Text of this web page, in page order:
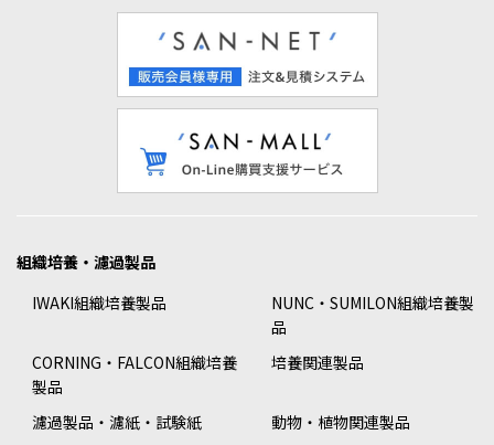
組織培養・濾過製品
IWAKI組織培養製品
NUNC・SUMILON組織培養製
品
CORNING・FALCON組織培養
製品
培養関連製品
濾過製品・濾紙・試験紙
動物・植物関連製品